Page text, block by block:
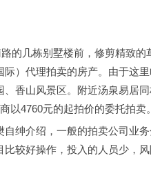
的几栋别墅楼前，修剪精致
）代理拍卖的房产。由于这
香山风景区。附近汤泉易居
以4760元的起拍价的委托拍卖。
自绅介绍，一般的拍卖公司业
较好操作，投入的人员少，